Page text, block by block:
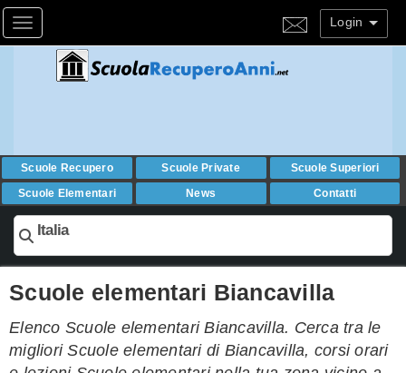
Toggle navigation Login
Scuole Recupero Scuole Private
Scuole Superiori
Scuole Elementari
News Contatti
Italia
Scuole elementari Biancavilla
Elenco Scuole elementari Biancavilla. Cerca tra le
migliori Scuole elementari di Biancavilla, corsi orari